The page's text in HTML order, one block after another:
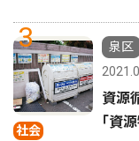
3
社会
泉区
資源
｢資